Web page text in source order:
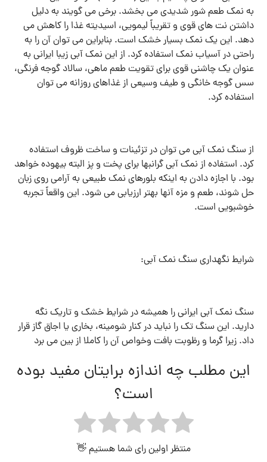
به نمک طعم شور شدیدی می بخشد. برخی می گویند به دلیل
داشتن نت های قوی و تقریباً لیمویی، اسیدیته غذا را کاهش می
دهد. این یک نمک بسیار خشک است. بنابراین می توان آن را به
راحتی در آسیاب نمک استفاده کرد. از این نمک آبی زیبا ایرانی به
عنوان یک چاشنی قوی برای تقویت طعم ماهی، سالاد گوجه فرنگی،
سس گوجه خانگی و طیف وسیعی از غذاهای روزانه می توان
استفاده کرد.
از سنگ نمک آبی می توان در تزئینات و ساخت ظروف استفاده
کرد. استفاده از نمک آبی گرانبها برای پخت و پز البته بیهوده خواهد
بود. با اجازه دادن به اینکه بلورهای نمک طبیعی به آرامی روی زبان
حل شوند، طعم و مزه آنها بهتر ارزیابی می شود. این واقعاً تجربه
خوشبویی است.
شرایط نگهداری سنگ نمک آبی:
سنگ نمک آبی ایرانی را همیشه در شرایط خشک و تاریک نگه
دارید. این سنگ تک را نباید در کنار شومینه، بخاری یا اجاق گاز قرار
داد. زیرا گرما و رظوبت بافت وخواص آن را کاملا از بین می برد
این مطلب چه اندازه برایتان مفید بوده
است؟
منتظر اولین رای شما هستیم 👋